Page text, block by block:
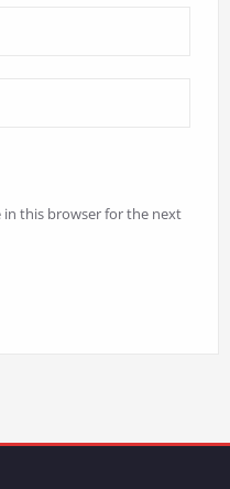
in this browser for the next